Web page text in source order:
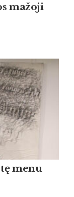
mažoji
menu